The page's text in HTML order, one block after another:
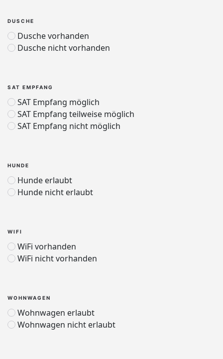
DUSCHE
Dusche vorhanden
Dusche nicht vorhanden
SAT EMPFANG
SAT Empfang möglich
SAT Empfang teilweise möglich
SAT Empfang nicht möglich
HUNDE
Hunde erlaubt
Hunde nicht erlaubt
WIFI
WiFi vorhanden
WiFi nicht vorhanden
WOHNWAGEN
Wohnwagen erlaubt
Wohnwagen nicht erlaubt